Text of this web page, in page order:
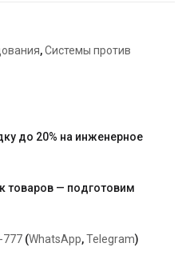
,Системы против
до 20% на инженерное
товаров — подготовим
777 (WhatsApp,Telegram)